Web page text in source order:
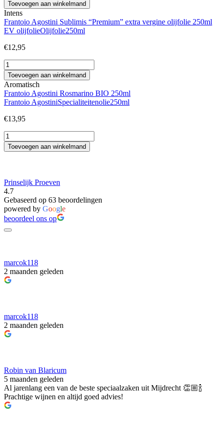
Classico
extra
vergine
olijfolie
1000ml
Toevoegen aan winkelmand
Intens
Frantoio Agostini Sublimis “Premium” extra vergine olijfolie 250ml
EV olijfolieOlijfolie250ml
€12,95
Frantoio
Agostini
Sublimis
"Premium"
extra
vergine
olijfolie
aantal
Toevoegen aan winkelmand
Aromatisch
Frantoio Agostini Rosmarino BIO 250ml
Frantoio AgostiniSpecialiteitenolie250ml
€13,95
Frantoio
Agostini
Rosmarino
aantal
Toevoegen aan winkelmand
Prinselijk Proeven
4.7
Gebaseerd op 63 beoordelingen
powered by Google
beoordeel ons op
marcok118
2 maanden geleden
marcok118
2 maanden geleden
Robin van Blaricum
5 maanden geleden
Al jarenlang een van de beste speciaalzaken uit Mijdrecht 👏🏼🍾
Prachtige wijnen en altijd goed advies!